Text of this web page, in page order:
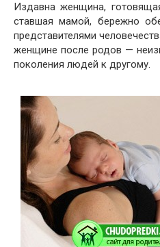
Издавна женщина,
ставшая мамой, бережно
представителями
женщине после родов —
поколения людей к другому.